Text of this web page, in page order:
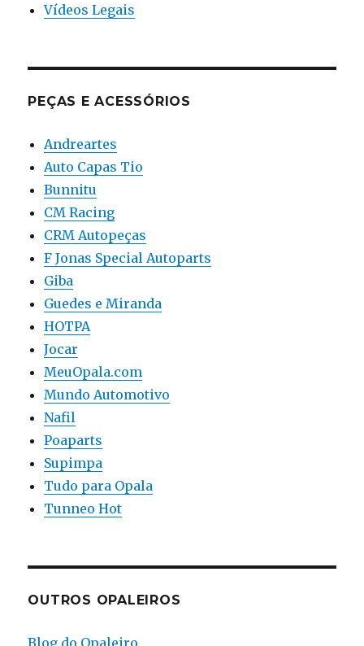
Vídeos Legais
PEÇAS E ACESSÓRIOS
Andreartes
Auto Capas Tio
Bunnitu
CM Racing
CRM Autopeças
F Jonas Special Autoparts
Giba
Guedes e Miranda
HOTPA
Jocar
MeuOpala.com
Mundo Automotivo
Nafil
Poaparts
Supimpa
Tudo para Opala
Tunneo Hot
OUTROS OPALEIROS
Blog do Opaleiro